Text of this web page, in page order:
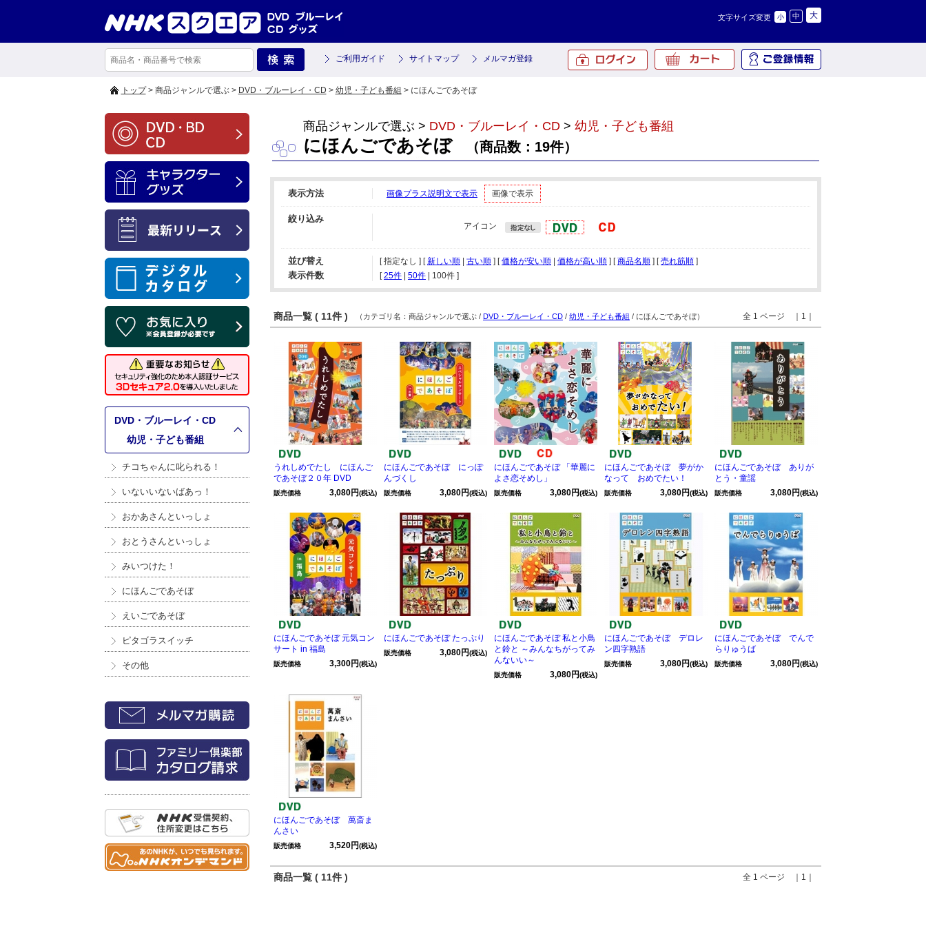
文字サイズ変更 小 中 大
ご利用ガイド サイトマップ メルマガ登録
トップ> 商品ジャンルで選ぶ > DVD・ブルーレイ・CD > 幼児・子ども番組 > にほんごであそぼ
DVD・ブルーレイ・CD
幼児・子ども番組
チコちゃんに叱られる！
いないいないばあっ！
おかあさんといっしょ
おとうさんといっしょ
みいつけた！
にほんごであそぼ
えいごであそぼ
ピタゴラスイッチ
その他
商品ジャンルで選ぶ > DVD・ブルーレイ・CD > 幼児・子ども番組
にほんごであそぼ（商品数：19件）
表示方法 画像プラス説明文で表示 画像で表示
絞り込み
アイコン
並び替え [ 指定なし ] [新しい順 古い順 ] [価格が安い順 価格が高い順 ] [商品名順 ] [売れ筋順 ]
表示件数 [ 25件 50件 100件 ]
商品一覧 ( 11件 ) 全 1 ページ ｜1｜
（カテゴリ名：商品ジャンルで選ぶ / DVD・ブルーレイ・CD / 幼児・子ども番組 / にほんごであそぼ）
うれしめでたし にほんご
であそぼ２０年 DVD
販売価格 3,080円(税込)
にほんごであそぼ にっぽ
んづくし
販売価格 3,080円(税込)
にほんごであそぼ 「華麗に
よさ恋そめし」
販売価格 3,080円(税込)
にほんごであそぼ 夢がか
なって おめでたい！
販売価格 3,080円(税込)
にほんごであそぼ ありが
とう・童謡
販売価格 3,080円(税込)
にほんごであそぼ 元気コン
サート in 福島
販売価格 3,300円(税込)
にほんごであそぼ たっぷり
販売価格 3,080円(税込)
にほんごであそぼ 私と小鳥
と鈴と ～みんなちがってみ
んないい～
販売価格 3,080円(税込)
にほんごであそぼ デロレ
ン四字熟語
販売価格 3,080円(税込)
にほんごであそぼ でんで
らりゅうば
販売価格 3,080円(税込)
にほんごであそぼ 萬斎ま
んさい
販売価格 3,520円(税込)
商品一覧 ( 11件 ) 全 1 ページ ｜1｜